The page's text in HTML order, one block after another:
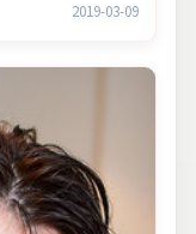
2019-03-09